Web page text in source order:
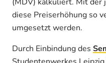
diese Preiserhöhung so
umgesetzt werden.
Durch Einbindung des